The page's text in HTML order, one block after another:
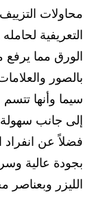
محاولات
التعريفية
الورق مما يرفع
بالصور
سيما وأنها تتسم
إلى جانب سهولة
فضلاً عن انفراد
بجودة عالية
الليزر وبعناصر